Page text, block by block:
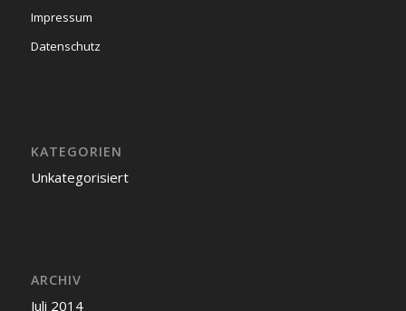
Impressum
Datenschutz
KATEGORIEN
Unkategorisiert
ARCHIV
Juli 2014